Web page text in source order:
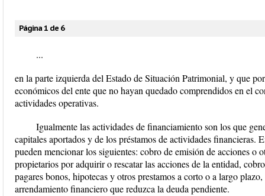
Página 1 de 6
...
en la parte izquierda del Estado de Situación Patrimonial, y que
económicos del ente que no hayan quedado comprendidos en el
actividades operativas.
Igualmente las actividades de financiamiento son los que
capitales aportados y de los préstamos de actividades financieras.
pueden mencionar los siguientes: cobro de emisión de acciones o
propietarios por adquirir o rescatar las acciones de la entidad,
pagares bonos, hipotecas y otros prestamos a corto o a largo
arrendamiento financiero que reduzca la deuda pendiente.